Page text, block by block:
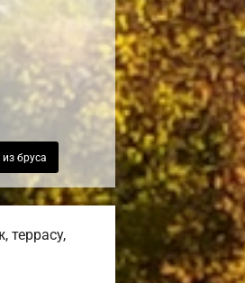
бруса
террасу,